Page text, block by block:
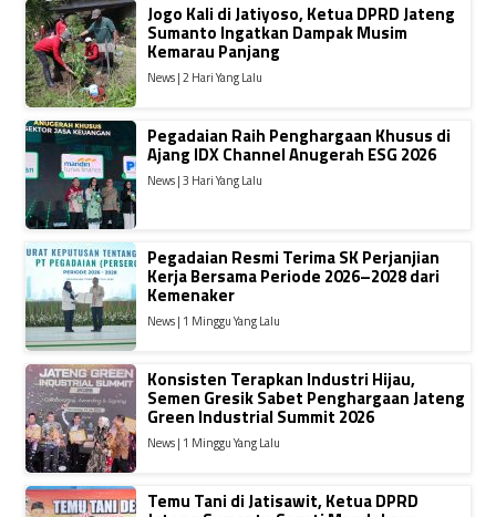
Jogo Kali di Jatiyoso, Ketua DPRD Jateng
Sumanto Ingatkan Dampak Musim
Kemarau Panjang
News | 2 Hari Yang Lalu
Pegadaian Raih Penghargaan Khusus di
Ajang IDX Channel Anugerah ESG 2026
News | 3 Hari Yang Lalu
Pegadaian Resmi Terima SK Perjanjian
Kerja Bersama Periode 2026–2028 dari
Kemenaker
News | 1 Minggu Yang Lalu
Konsisten Terapkan Industri Hijau,
Semen Gresik Sabet Penghargaan Jateng
Green Industrial Summit 2026
News | 1 Minggu Yang Lalu
Temu Tani di Jatisawit, Ketua DPRD